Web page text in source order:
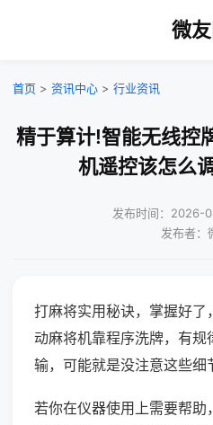
微
首页 > 资讯中心 > 行业资讯
精于算计!智能无线控
机遥控该怎么
发布时间：2026-
发布者：
打麻将实用秘诀，掌握好了
动麻将机靠程序洗牌，有规
输，可能就是没注意这些细
若你在仪器使用上需要帮